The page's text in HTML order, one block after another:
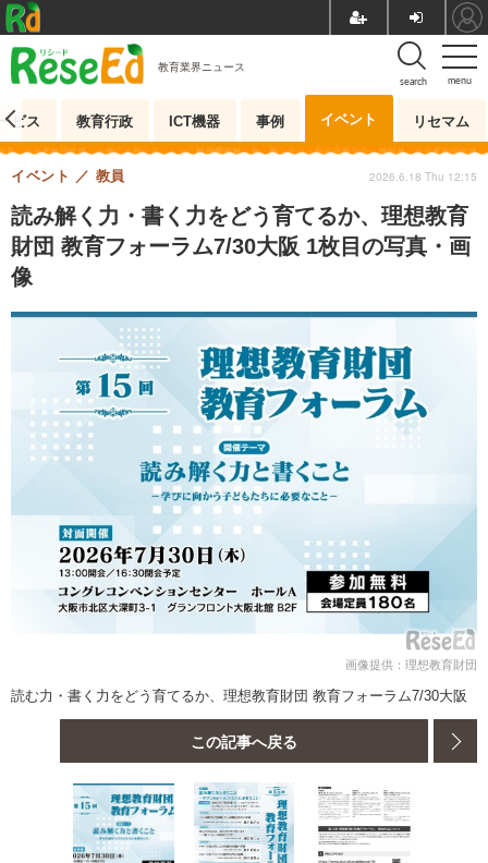
menu
search
教育業界ニュース
ビス 教育行政 ICT機器 事例 イベント リセマム
読み解く力・書く力をどう育てるか、理想教育
財団 教育フォーラム7/30大阪 1枚目の写真・画
像
イベント 教員 2026.6.18 Thu 12:15
画像提供：理想教育財団
読む力・書く力をどう育てるか、理想教育財団 教育フォーラム7/30大阪
この記事へ戻る